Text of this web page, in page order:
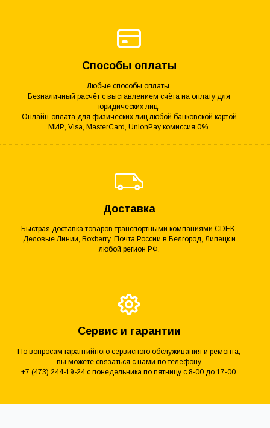
Способы оплаты
Любые способы оплаты.
Безналичный расчёт с выставлением счёта на оплату для
юридических лиц.
Онлайн-оплата для физических лиц любой банковской картой
МИР, Visa, MasterCard, UnionPay комиссия 0%.
Доставка
Быстрая доставка товаров транспортными компаниями CDEK,
Деловые Линии, Boxberry, Почта России в Белгород, Липецк и
любой регион РФ.
Сервис и гарантии
По вопросам гарантийного сервисного обслуживания и ремонта,
вы можете связаться с нами по телефону
+7 (473) 244-19-24 с понедельника по пятницу с 8-00 до 17-00.